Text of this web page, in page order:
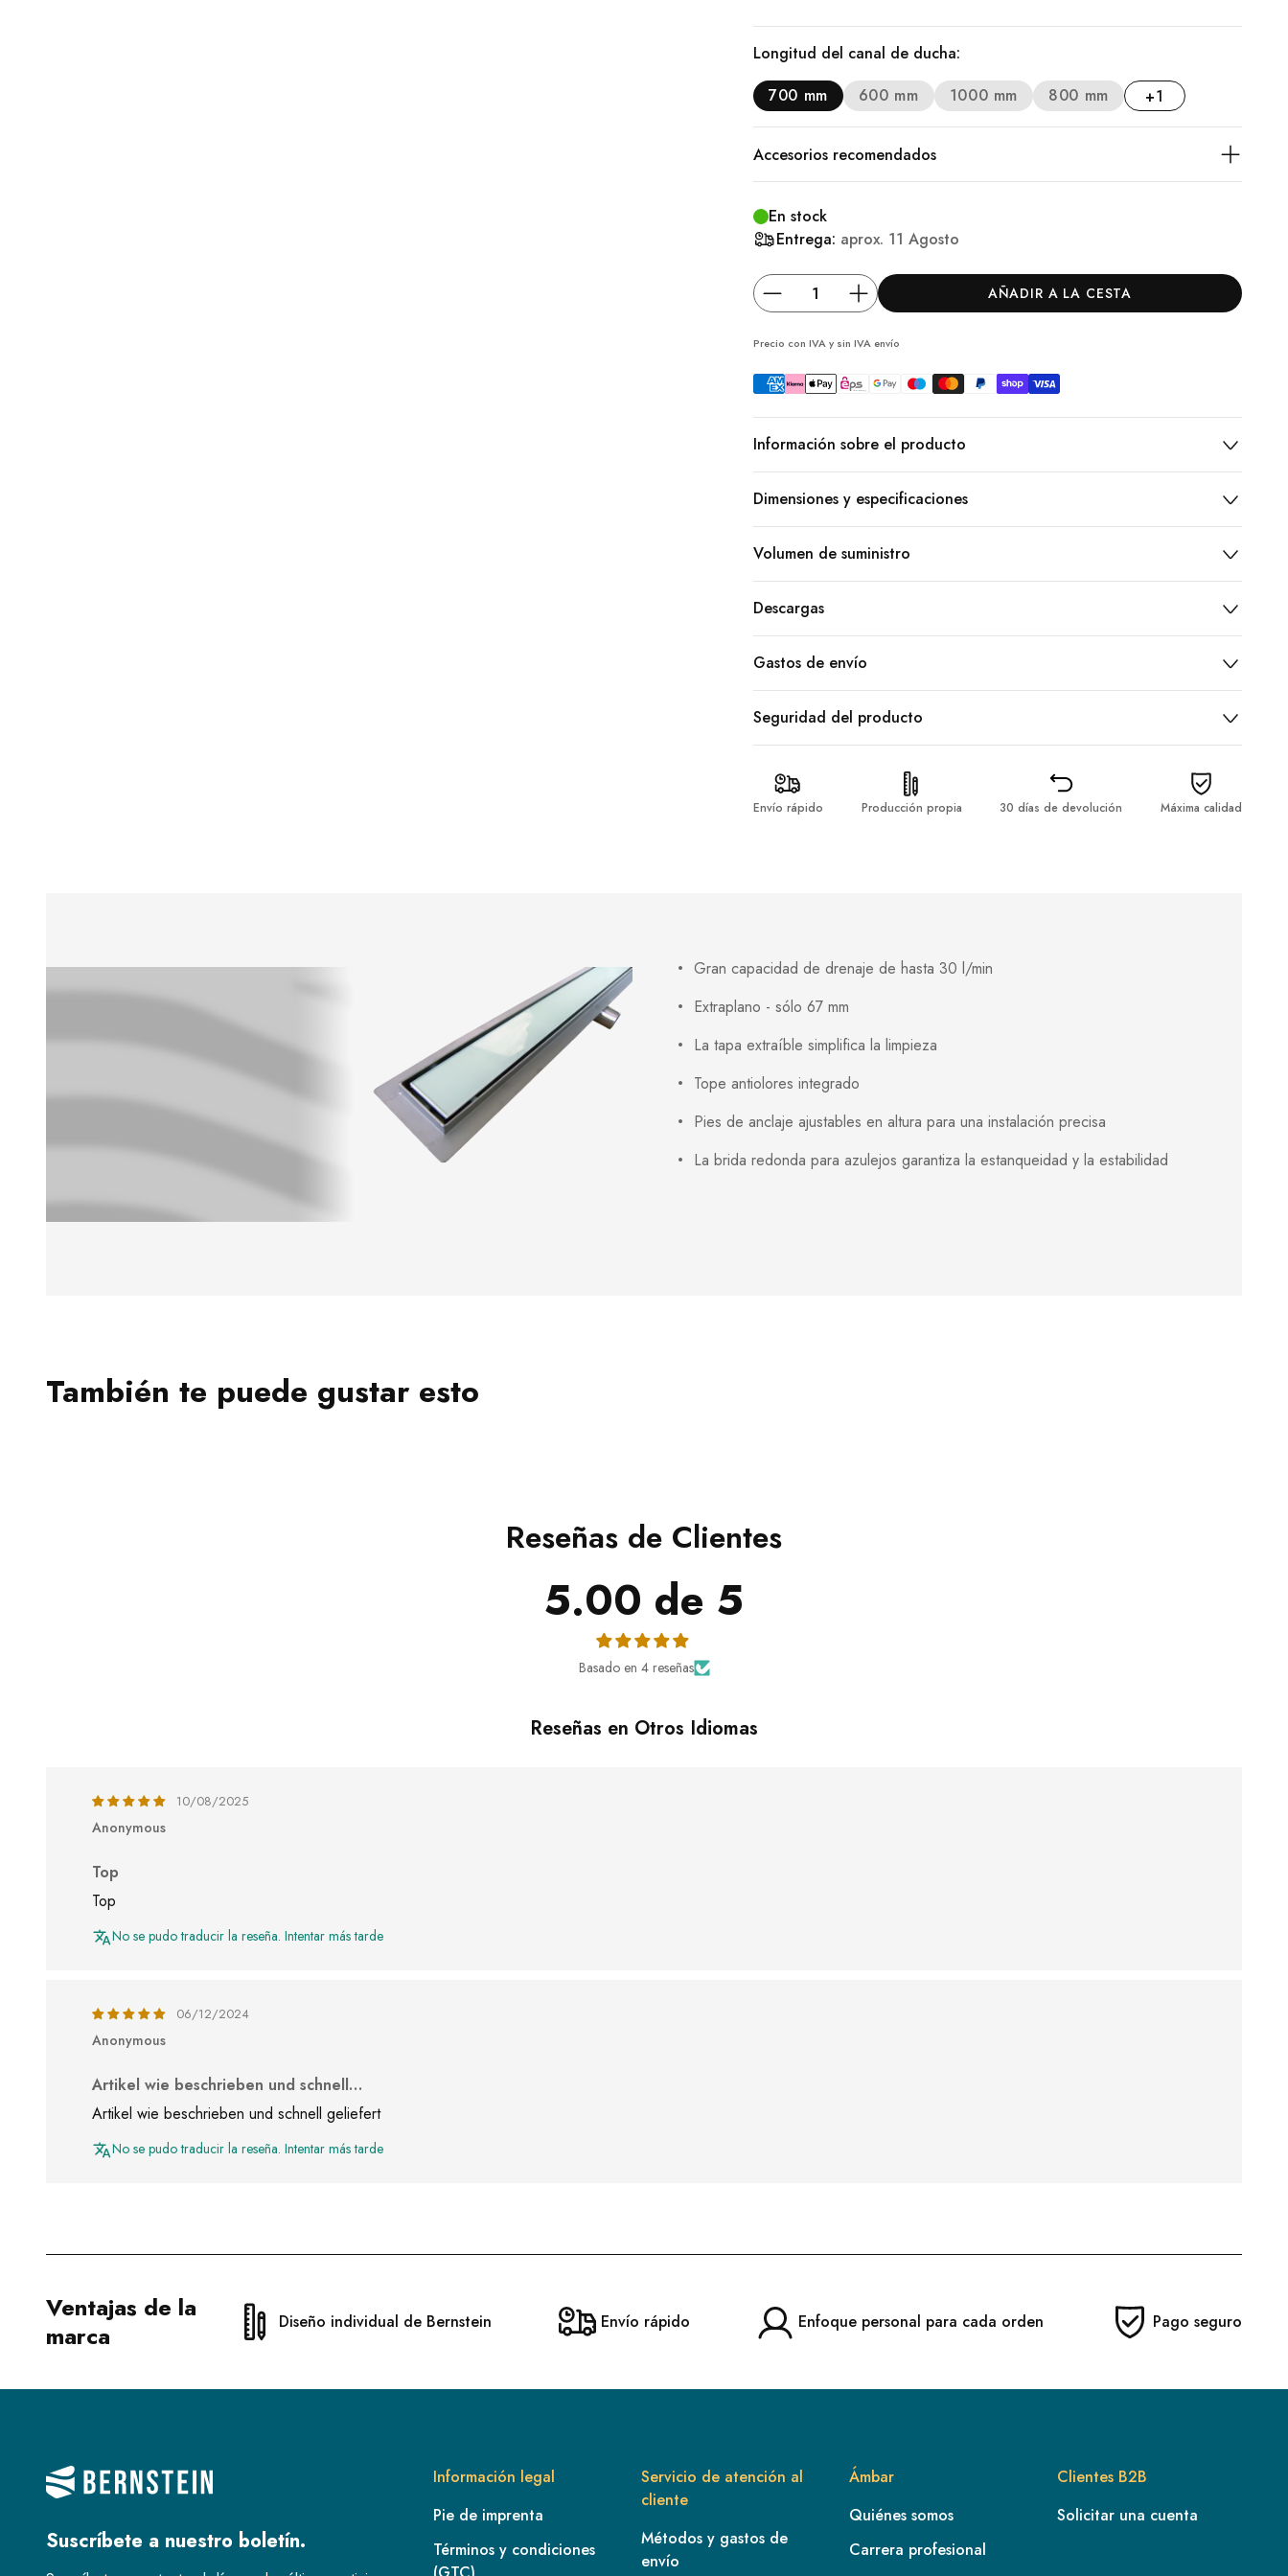
Longitud del canal de ducha:
700 mm
600 mm 1000 mm 800 mm +1
Accesorios recomendados
En stock
Entrega: aprox. 11 Agosto
AÑADIR A LA CESTA
Precio con IVA y sin IVAenvío
Información sobre el producto
Dimensiones y especificaciones
Volumen de suministro
Descargas
Gastos de envío
Seguridad del producto
Envío rápido Producción propia 30 días de devolución Máxima calidad
Gran capacidad de drenaje de hasta 30 l/min
Extraplano - sólo 67 mm
La tapa extraíble simplifica la limpieza
Tope antiolores integrado
Pies de anclaje ajustables en altura para una instalación precisa
La brida redonda para azulejos garantiza la estanqueidad y la estabilidad
También te puede gustar esto
Reseñas de Clientes
5.00 de 5
Basado en 4 reseñas
Reseñas en Otros Idiomas
10/08/2025
Anonymous
Top
Top
No se pudo traducir la reseña. Intentar más tarde
06/12/2024
Anonymous
Artikel wie beschrieben und schnell…
Artikel wie beschrieben und schnell geliefert
No se pudo traducir la reseña. Intentar más tarde
Ventajas de la
marca
Diseño individual de Bernstein Envío rápido Enfoque personal para cada orden Pago seguro
Suscríbete a nuestro boletín.
Información legal
Pie de imprenta
Términos y condiciones
Ámbar
Quiénes somos
Carrera profesional
Servicio de atención al
cliente
Métodos y gastos de
envío
Clientes B2B
Solicitar una cuenta